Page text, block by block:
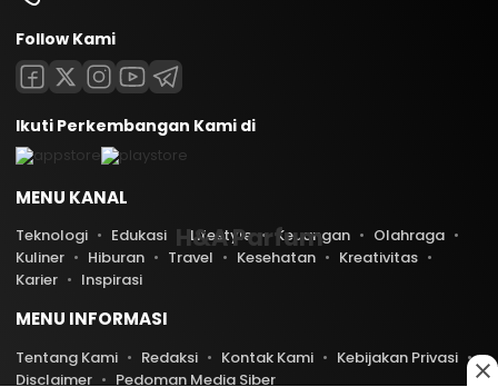
Follow Kami
Ikuti Perkembangan Kami di
MENU KANAL
Teknologi Edukasi Lifestyle Keuangan
Olahraga
Kuliner
Hiburan Travel Kesehatan
Kreativitas
Karier
Inspirasi
MENU INFORMASI
Tentang Kami Redaksi Kontak Kami
Kebijakan Privasi
Disclaimer
Pedoman Media Siber
H&A Parfum